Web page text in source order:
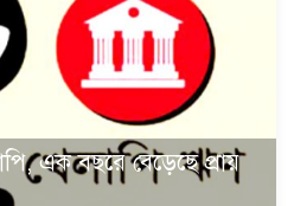
এক বছরে বেড়েছে প্রায়